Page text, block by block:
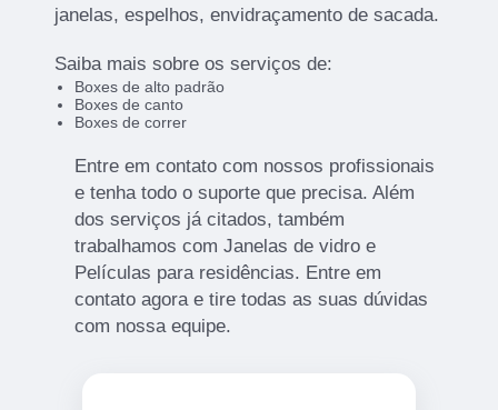
janelas, espelhos, envidraçamento de sacada.
Saiba mais sobre os serviços de:
Boxes de alto padrão
Boxes de canto
Boxes de correr
Entre em contato com nossos profissionais
e tenha todo o suporte que precisa. Além
dos serviços já citados, também
trabalhamos com Janelas de vidro e
Películas para residências. Entre em
contato agora e tire todas as suas dúvidas
com nossa equipe.